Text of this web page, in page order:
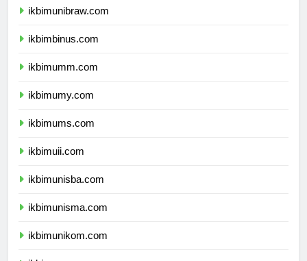
ikbimunibraw.com
ikbimbinus.com
ikbimumm.com
ikbimumy.com
ikbimums.com
ikbimuii.com
ikbimunisba.com
ikbimunisma.com
ikbimunikom.com